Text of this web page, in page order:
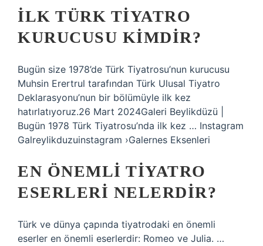
İLK TÜRK TIYATRO
KURUCUSU KIMDIR?
Bugün size 1978’de Türk Tiyatrosu’nun kurucusu
Muhsin Erertrul tarafından Türk Ulusal Tiyatro
Deklarasyonu’nun bir bölümüyle ilk kez
hatırlatıyoruz.26 Mart 2024Galeri Beylikdüzü |
Bugün 1978 Türk Tiyatrosu’nda ilk kez … Instagram
Galreylikduzuinstagram ›Galernes Eksenleri
EN ÖNEMLI TIYATRO
ESERLERI NELERDIR?
Türk ve dünya çapında tiyatrodaki en önemli
eserler en önemli eserlerdir: Romeo ve Julia. …